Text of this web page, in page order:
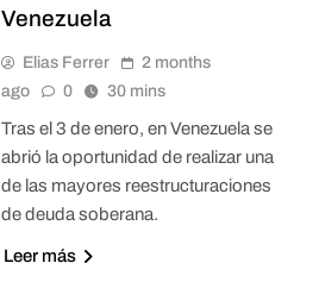
Venezuela
Elias Ferrer
2 months
ago
0 30 mins
Tras el 3 de enero, en Venezuela se
abrió la oportunidad de realizar una
de las mayores reestructuraciones
de deuda soberana.
Leer más